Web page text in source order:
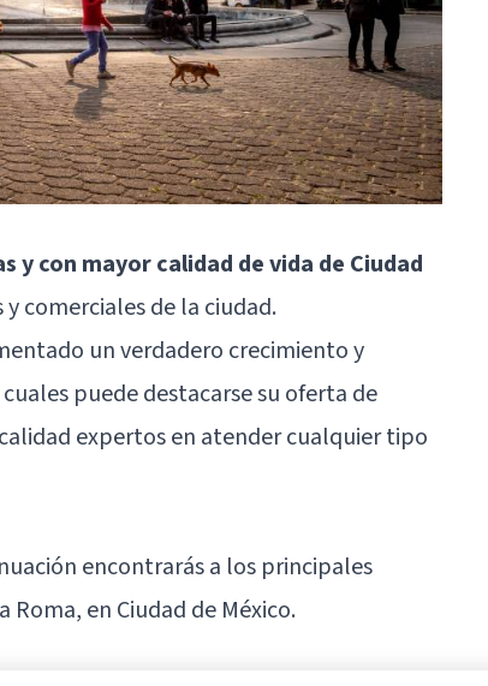
y con mayor calidad de vida de Ciudad
comerciales de la ciudad.
un verdadero crecimiento y
puede destacarse su oferta de
expertos en atender cualquier tipo
encontrarás a los principales
Roma, en Ciudad de México.